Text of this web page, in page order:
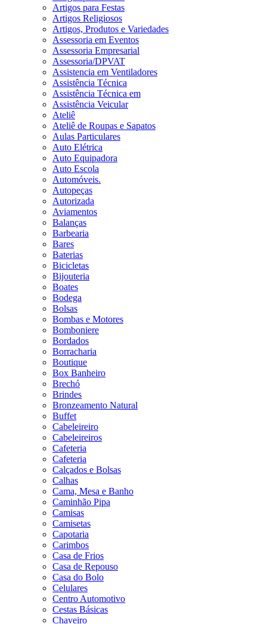
Artigos para Festas
Artigos Religiosos
Artigos, Produtos e Variedades
Assessoria em Eventos
Assessoria Empresarial
Assessoria/DPVAT
Assistencia em Ventiladores
Assistência Técnica
Assistência Técnica em
Assistência Veicular
Ateliê
Ateliê de Roupas e Sapatos
Aulas Particulares
Auto Elétrica
Auto Equipadora
Auto Escola
Automóveis.
Autopeças
Autorizada
Aviamentos
Balanças
Barbearia
Bares
Baterias
Bicicletas
Bijouteria
Boates
Bodega
Bolsas
Bombas e Motores
Bomboniere
Bordados
Borracharia
Boutique
Box Banheiro
Brechó
Brindes
Bronzeamento Natural
Buffet
Cabeleireiro
Cabeleireiros
Cafeteria
Cafeteria
Calçados e Bolsas
Calhas
Cama, Mesa e Banho
Caminhão Pipa
Camisas
Camisetas
Capotaria
Carimbos
Casa de Frios
Casa de Repouso
Casa do Bolo
Celulares
Centro Automotivo
Cestas Básicas
Chaveiro